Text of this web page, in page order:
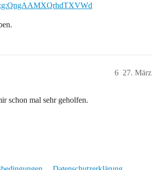
27.
6
schon mal sehr geholfen.